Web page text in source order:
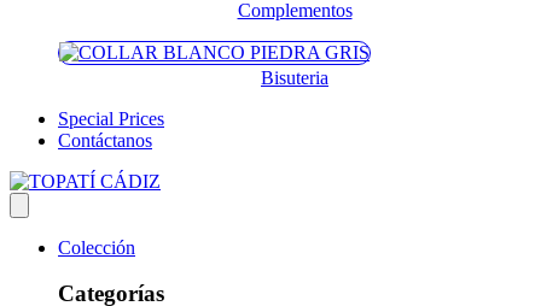
Complementos
Bisuteria
Special Prices
Contáctanos
Colección
Categorías